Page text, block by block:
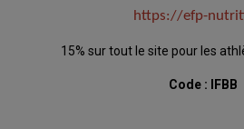
https://efp-
15% sur tout le site pour les
Code : IFBB